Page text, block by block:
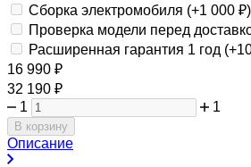
Сборка электромобиля (+1 000 ₽)
Проверка модели перед
Расширенная гарантия 1 год (+
16 990 ₽
32 190 ₽
1
1
В корзину
Описание